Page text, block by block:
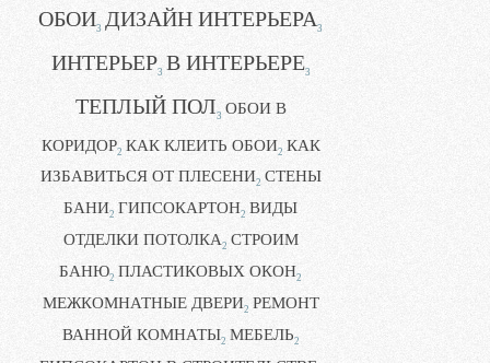
ОБОИ3 ДИЗАЙН ИНТЕРЬЕРА3
ИНТЕРЬЕР3 В ИНТЕРЬЕРЕ3
ТЕПЛЫЙ ПОЛ3 ОБОИ В
КОРИДОР2 КАК КЛЕИТЬ ОБОИ2 КАК
ИЗБАВИТЬСЯ ОТ ПЛЕСЕНИ2 СТЕНЫ
БАНИ2 ГИПСОКАРТОН2 ВИДЫ
ОТДЕЛКИ ПОТОЛКА2 СТРОИМ
БАНЮ2 ПЛАСТИКОВЫХ ОКОН2
МЕЖКОМНАТНЫЕ ДВЕРИ2 РЕМОНТ
ВАННОЙ КОМНАТЫ2 МЕБЕЛЬ2